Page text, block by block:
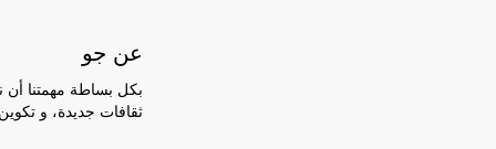
عن جو
بكل بساطة مهمتنا أن
ثقافات جديدة، و